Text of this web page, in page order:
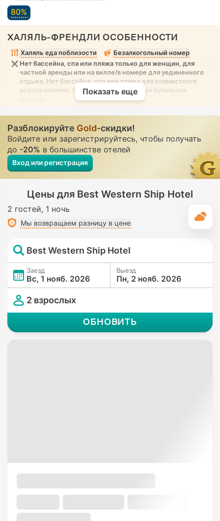
80%
ХАЛЯЛЬ-ФРЕНДЛИ ОСОБЕННОСТИ
Халяль еда поблизости
Безалкогольный номер
Нет бассейна, спа или пляжа только для женщин, для
частной аренды или на вилле/в номере для уединенного
отдыха. Нет бассейна, спа или пляжа для совместного
использования, где разрешена скромная купальная
Показать еще
Разблокируйте Gold-скидки!
Войдите или зарегистрируйтесь, чтобы получать
до -20% в большинстве отелей
Вход или регистрация
Цены для Best Western Ship Hotel
2 гостей 1 ночь
Мы возвращаем разницу в цене
Best Western Ship Hotel
Заезд
Вс, 1 нояб. 2026
Выезд
Пн, 2 нояб. 2026
2 взрослых
ОБНОВИТЬ